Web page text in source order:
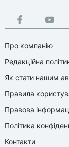
Про компанію
Редакційна
Як стати нашим
Правила
Правова
Політика
Контакти